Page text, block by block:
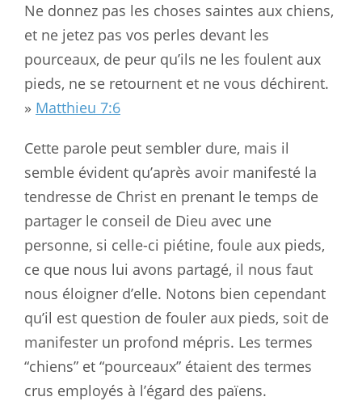
Ne donnez pas les choses saintes aux chiens,
et ne jetez pas vos perles devant les
pourceaux, de peur qu’ils ne les foulent aux
pieds, ne se retournent et ne vous déchirent.
» Matthieu 7:6
Cette parole peut sembler dure, mais il
semble évident qu’après avoir manifesté la
tendresse de Christ en prenant le temps de
partager le conseil de Dieu avec une
personne, si celle-ci piétine, foule aux pieds,
ce que nous lui avons partagé, il nous faut
nous éloigner d’elle. Notons bien cependant
qu’il est question de fouler aux pieds, soit de
manifester un profond mépris. Les termes
“chiens” et “pourceaux” étaient des termes
crus employés à l’égard des païens.